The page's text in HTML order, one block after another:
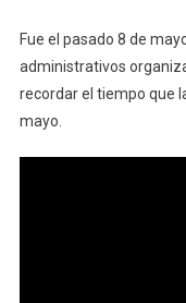
Fue el pasado 8 de
administrativos
recordar el tiempo que
mayo.